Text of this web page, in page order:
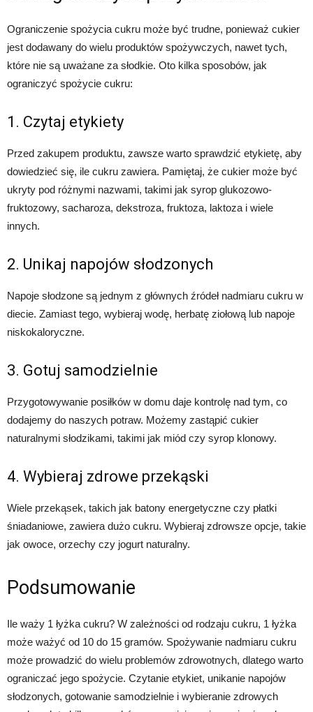
Ograniczenie spożycia cukru może być trudne, ponieważ cukier
jest dodawany do wielu produktów spożywczych, nawet tych,
które nie są uważane za słodkie. Oto kilka sposobów, jak
ograniczyć spożycie cukru:
1. Czytaj etykiety
Przed zakupem produktu, zawsze warto sprawdzić etykietę, aby
dowiedzieć się, ile cukru zawiera. Pamiętaj, że cukier może być
ukryty pod różnymi nazwami, takimi jak syrop glukozowo-
fruktozowy, sacharoza, dekstroza, fruktoza, laktoza i wiele
innych.
2. Unikaj napojów słodzonych
Napoje słodzone są jednym z głównych źródeł nadmiaru cukru w
diecie. Zamiast tego, wybieraj wodę, herbatę ziołową lub napoje
niskokaloryczne.
3. Gotuj samodzielnie
Przygotowywanie posiłków w domu daje kontrolę nad tym, co
dodajemy do naszych potraw. Możemy zastąpić cukier
naturalnymi słodzikami, takimi jak miód czy syrop klonowy.
4. Wybieraj zdrowe przekąski
Wiele przekąsek, takich jak batony energetyczne czy płatki
śniadaniowe, zawiera dużo cukru. Wybieraj zdrowsze opcje, takie
jak owoce, orzechy czy jogurt naturalny.
Podsumowanie
Ile waży 1 łyżka cukru? W zależności od rodzaju cukru, 1 łyżka
może ważyć od 10 do 15 gramów. Spożywanie nadmiaru cukru
może prowadzić do wielu problemów zdrowotnych, dlatego warto
ograniczać jego spożycie. Czytanie etykiet, unikanie napojów
słodzonych, gotowanie samodzielnie i wybieranie zdrowych